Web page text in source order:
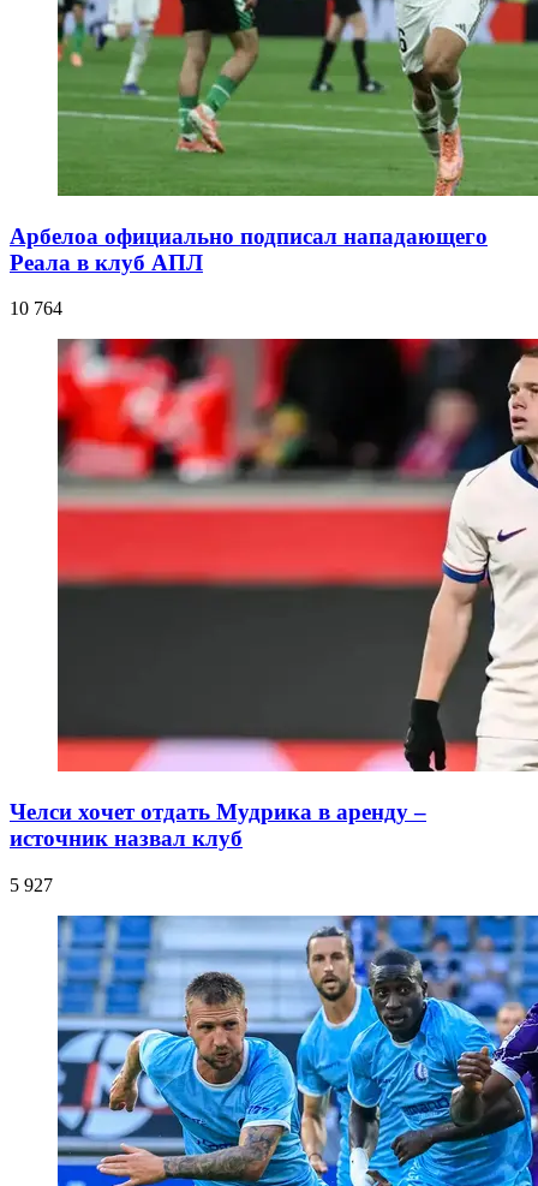
Арбелоа официально подписал нападающего
Реала в клуб АПЛ
10 764
Челси хочет отдать Мудрика в аренду –
источник назвал клуб
5 927